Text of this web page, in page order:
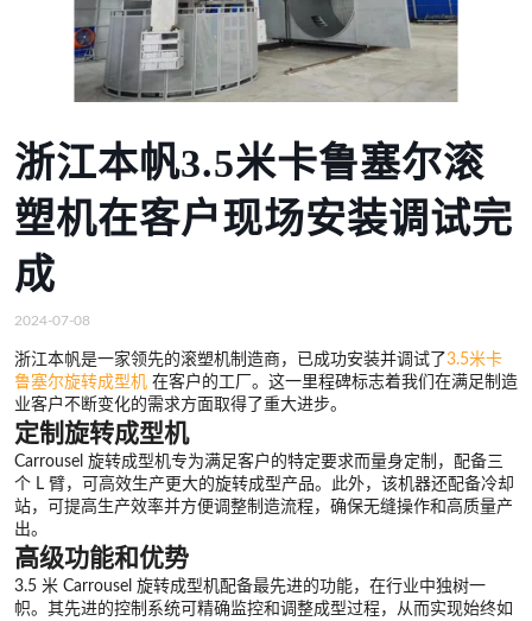
浙江本帆3.5米卡鲁塞尔滚
塑机在客户现场安装调试完
成
2024-07-08
浙江本帆是一家领先的滚塑机制造商，已成功安装并调试了3.5米卡
鲁塞尔旋转成型机 在客户的工厂。这一里程碑标志着我们在满足制造
业客户不断变化的需求方面取得了重大进步。
定制旋转成型机
Carrousel 旋转成型机专为满足客户的特定要求而量身定制，配备三
个 L 臂，可高效生产更大的旋转成型产品。此外，该机器还配备冷却
站，可提高生产效率并方便调整制造流程，确保无缝操作和高质量产
出。
高级功能和优势
3.5 米 Carrousel 旋转成型机配备最先进的功能，在行业中独树一
帜。其先进的控制系统可精确监控和调整成型过程，从而实现始终如